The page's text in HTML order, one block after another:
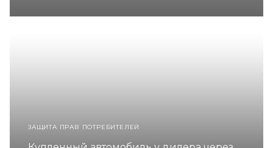
ЗАЩИТА ПРАВ ПОТРЕБИТЕЛЕЙ